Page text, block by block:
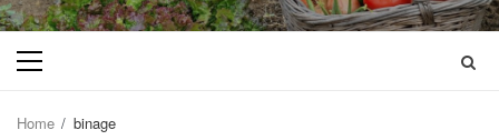
Primary
Home binage